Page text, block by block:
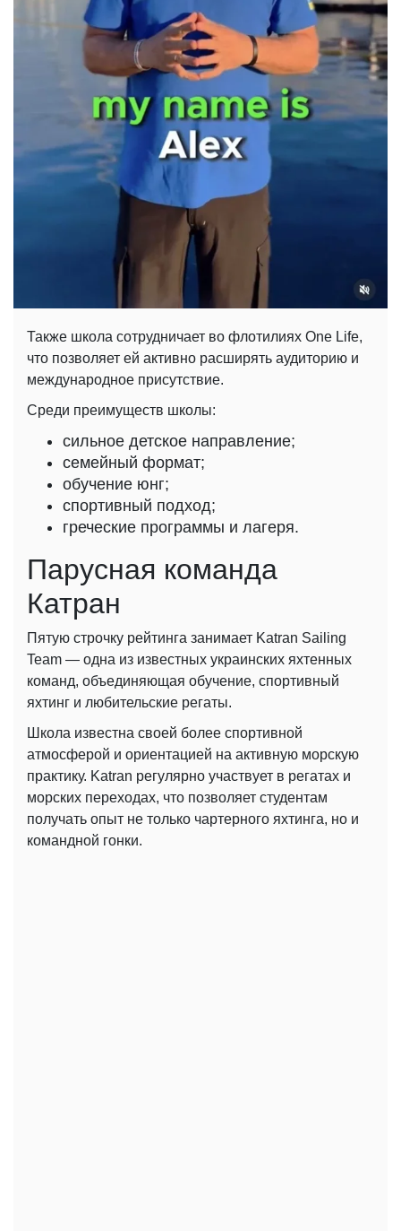
Также школа сотрудничает во флотилиях One Life,
что позволяет ей активно расширять аудиторию и
международное присутствие.
Среди преимуществ школы:
сильное детское направление;
семейный формат;
обучение юнг;
спортивный подход;
греческие программы и лагеря.
Парусная команда
Катран
Пятую строчку рейтинга занимает Katran Sailing
Team — одна из известных украинских яхтенных
команд, объединяющая обучение, спортивный
яхтинг и любительские регаты.
Школа известна своей более спортивной
атмосферой и ориентацией на активную морскую
практику. Katran регулярно участвует в регатах и ​​
морских переходах, что позволяет студентам
получать опыт не только чартерного яхтинга, но и
командной гонки.